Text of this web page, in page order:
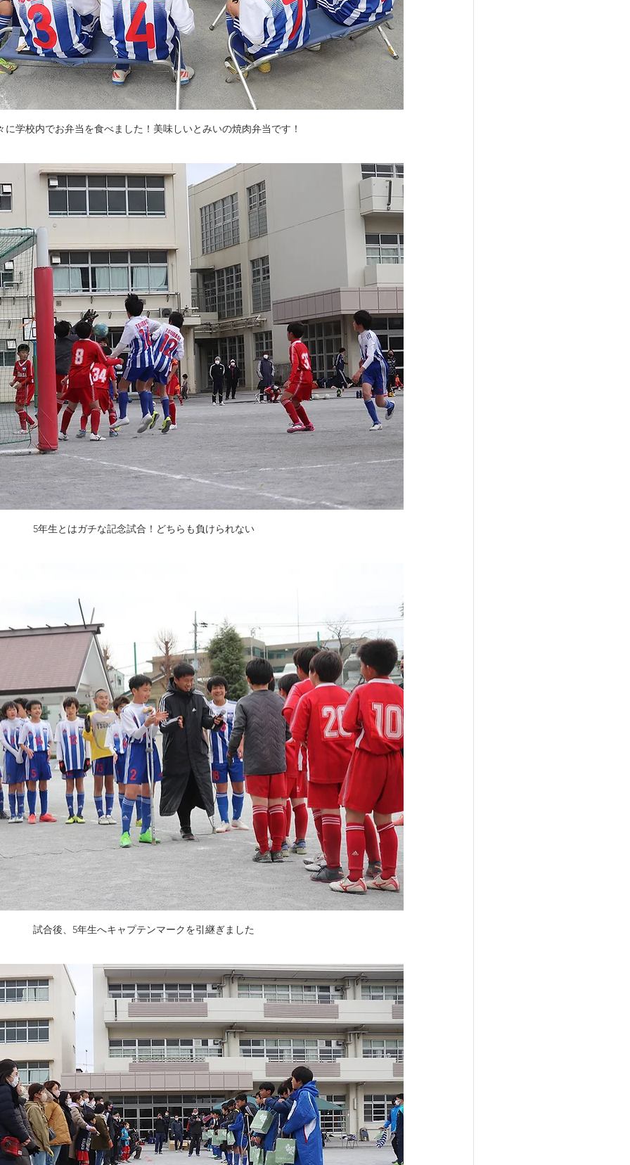
に学校内でお弁当を食べました！美味しいとみいの焼肉弁当です！
5年生とはガチな記念試合！どちらも負けられない
試合後、5年生へキャプテンマークを引継ぎました